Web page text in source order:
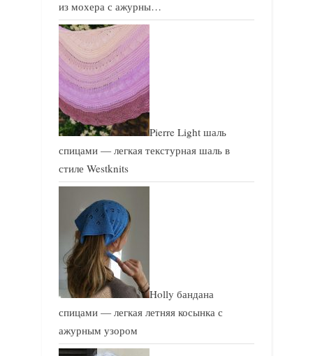
из мохера с ажурны…
Pierre Light шаль
спицами — легкая текстурная шаль в
стиле Westknits
Holly бандана
спицами — легкая летняя косынка с
ажурным узором